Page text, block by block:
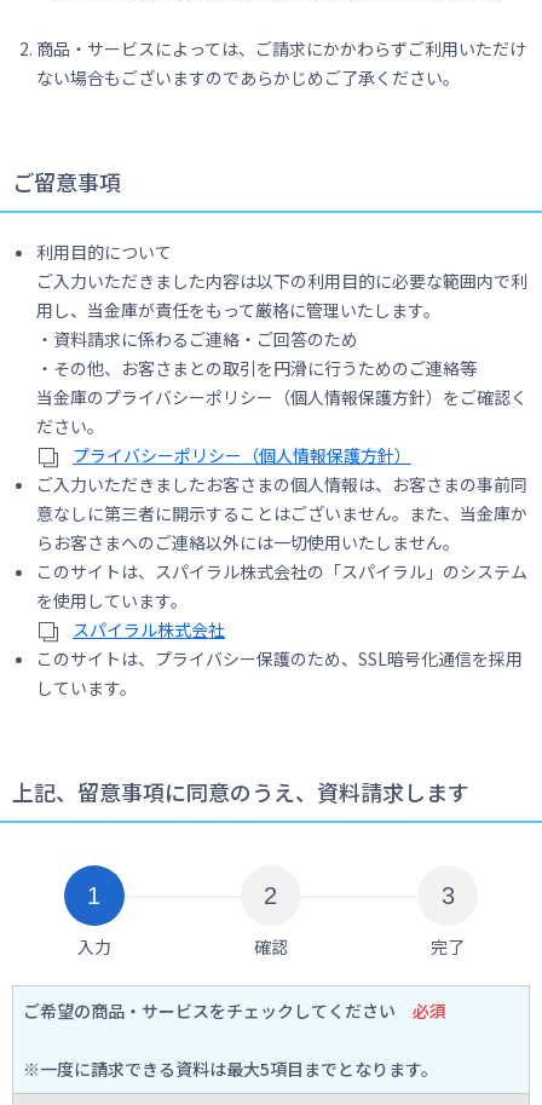
商品・サービスによっては、ご請求にかかわらずご利用いただけ
ない場合もございますのであらかじめご了承ください。
ご留意事項
利用目的について
ご入力いただきました内容は以下の利用目的に必要な範囲内で利
用し、当金庫が責任をもって厳格に管理いたします。
・資料請求に係わるご連絡・ご回答のため
・その他、お客さまとの取引を円滑に行うためのご連絡等
当金庫のプライバシーポリシー（個人情報保護方針）をご確認く
ださい。
プライバシーポリシー（個人情報保護方針）
ご入力いただきましたお客さまの個人情報は、お客さまの事前同
意なしに第三者に開示することはございません。また、当金庫か
らお客さまへのご連絡以外には一切使用いたしません。
このサイトは、スパイラル株式会社の「スパイラル」のシステム
を使用しています。
スパイラル株式会社
このサイトは、プライバシー保護のため、SSL暗号化通信を採用
しています。
上記、留意事項に同意のうえ、資料請求します
入力 確認 完了
ご希望の商品・サービスをチェックしてください 必須
※一度に請求できる資料は最大5項目までとなります。